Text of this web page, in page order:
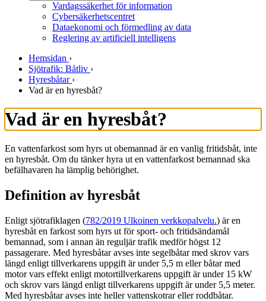
Vardagssäkerhet för information
Cybersäkerhetscentret
Dataekonomi och förmedling av data
Reglering av artificiell intelligens
Hemsidan ›
Sjötrafik: Båtliv ›
Hyresbåtar ›
Vad är en hyresbåt?
Vad är en hyresbåt?
En vattenfarkost som hyrs ut obemannad är en vanlig fritidsbåt, inte
en hyresbåt. Om du tänker hyra ut en vattenfarkost bemannad ska
befälhavaren ha lämplig behörighet.
Definition av hyresbåt
Enligt sjötrafiklagen (782/2019 Ulkoinen verkkopalvelu.) är en
hyresbåt en farkost som hyrs ut för sport- och fritidsändamål
bemannad, som i annan än reguljär trafik medför högst 12
passagerare. Med hyresbåtar avses inte segelbåtar med skrov vars
längd enligt tillverkarens uppgift är under 5,5 m eller båtar med
motor vars effekt enligt motortillverkarens uppgift är under 15 kW
och skrov vars längd enligt tillverkarens uppgift är under 5,5 meter.
Med hyresbåtar avses inte heller vattenskotrar eller roddbåtar.